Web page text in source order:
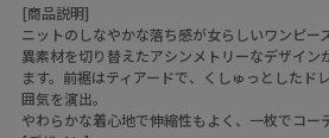
[商品説明]
ニットのしなやかな落ち感が女らしいワンピース
異素材を切り替えたアシンメトリーなデザイン
ます。前裾はティアードで、くしゅっとしたド
囲気を演出。
やわらかな着心地で伸縮性もよく、一枚でコー